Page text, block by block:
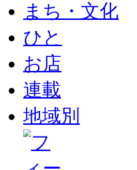
まち・文化
ひと
お店
連載
地域別